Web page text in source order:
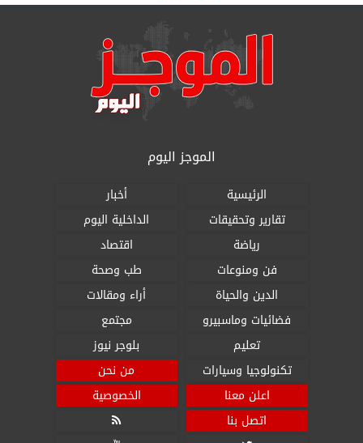
الموجز اليوم
الرئيسية
أخبار
تقارير وتحقيقات
الداخلية اليوم
رياضة
اقتصاد
فن ومنوعات
طب وصحة
الدين والحياة
أراء ومقالات
فضائيات وماسبيرو
مجتمع
تعليم
بلوجر نيوز
تكنولوجيا وسيارات
من نحن
اعلن معنا
الخصوصية
اتصل بنا
